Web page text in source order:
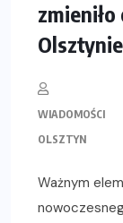
Olsztynie
WIADOMOŚCI
OLSZTYN
Ważnym